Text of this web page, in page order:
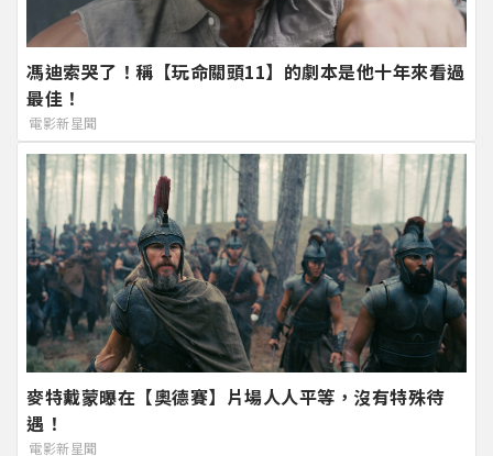
馮迪索哭了！稱【玩命關頭11】的劇本是他十年來看過
最佳！
電影新星聞
麥特戴蒙曝在【奧德賽】片場人人平等，沒有特殊待
遇！
電影新星聞